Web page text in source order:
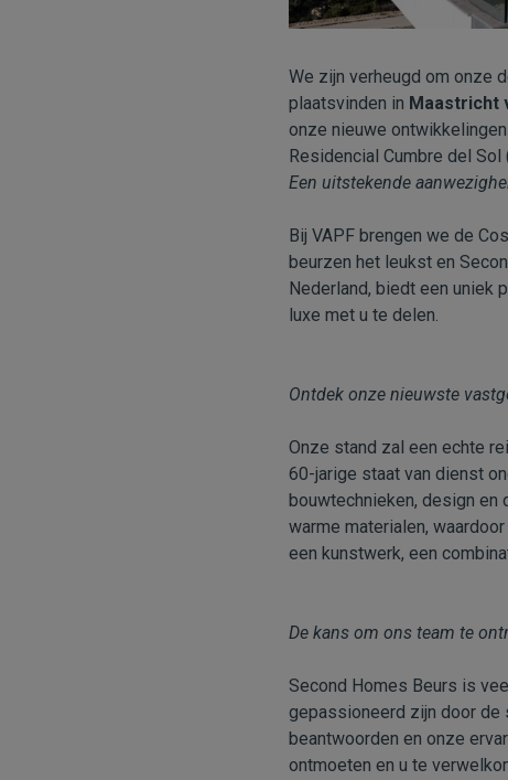
We zijn verheugd om onze
plaatsvinden in Maastricht
onze nieuwe
Residencial Cumbre del Sol
Een uitstekende
Bij VAPF brengen we de
beurzen het leukst en
Nederland, biedt een uniek
luxe met u te delen.
Ontdek onze nieuwste
Onze stand zal een echte
60-jarige staat van dienst
bouwtechnieken, design en
warme materialen,
een kunstwerk, een
De kans om ons team te
Second Homes Beurs is
gepassioneerd zijn door de
beantwoorden en onze
ontmoeten en u te